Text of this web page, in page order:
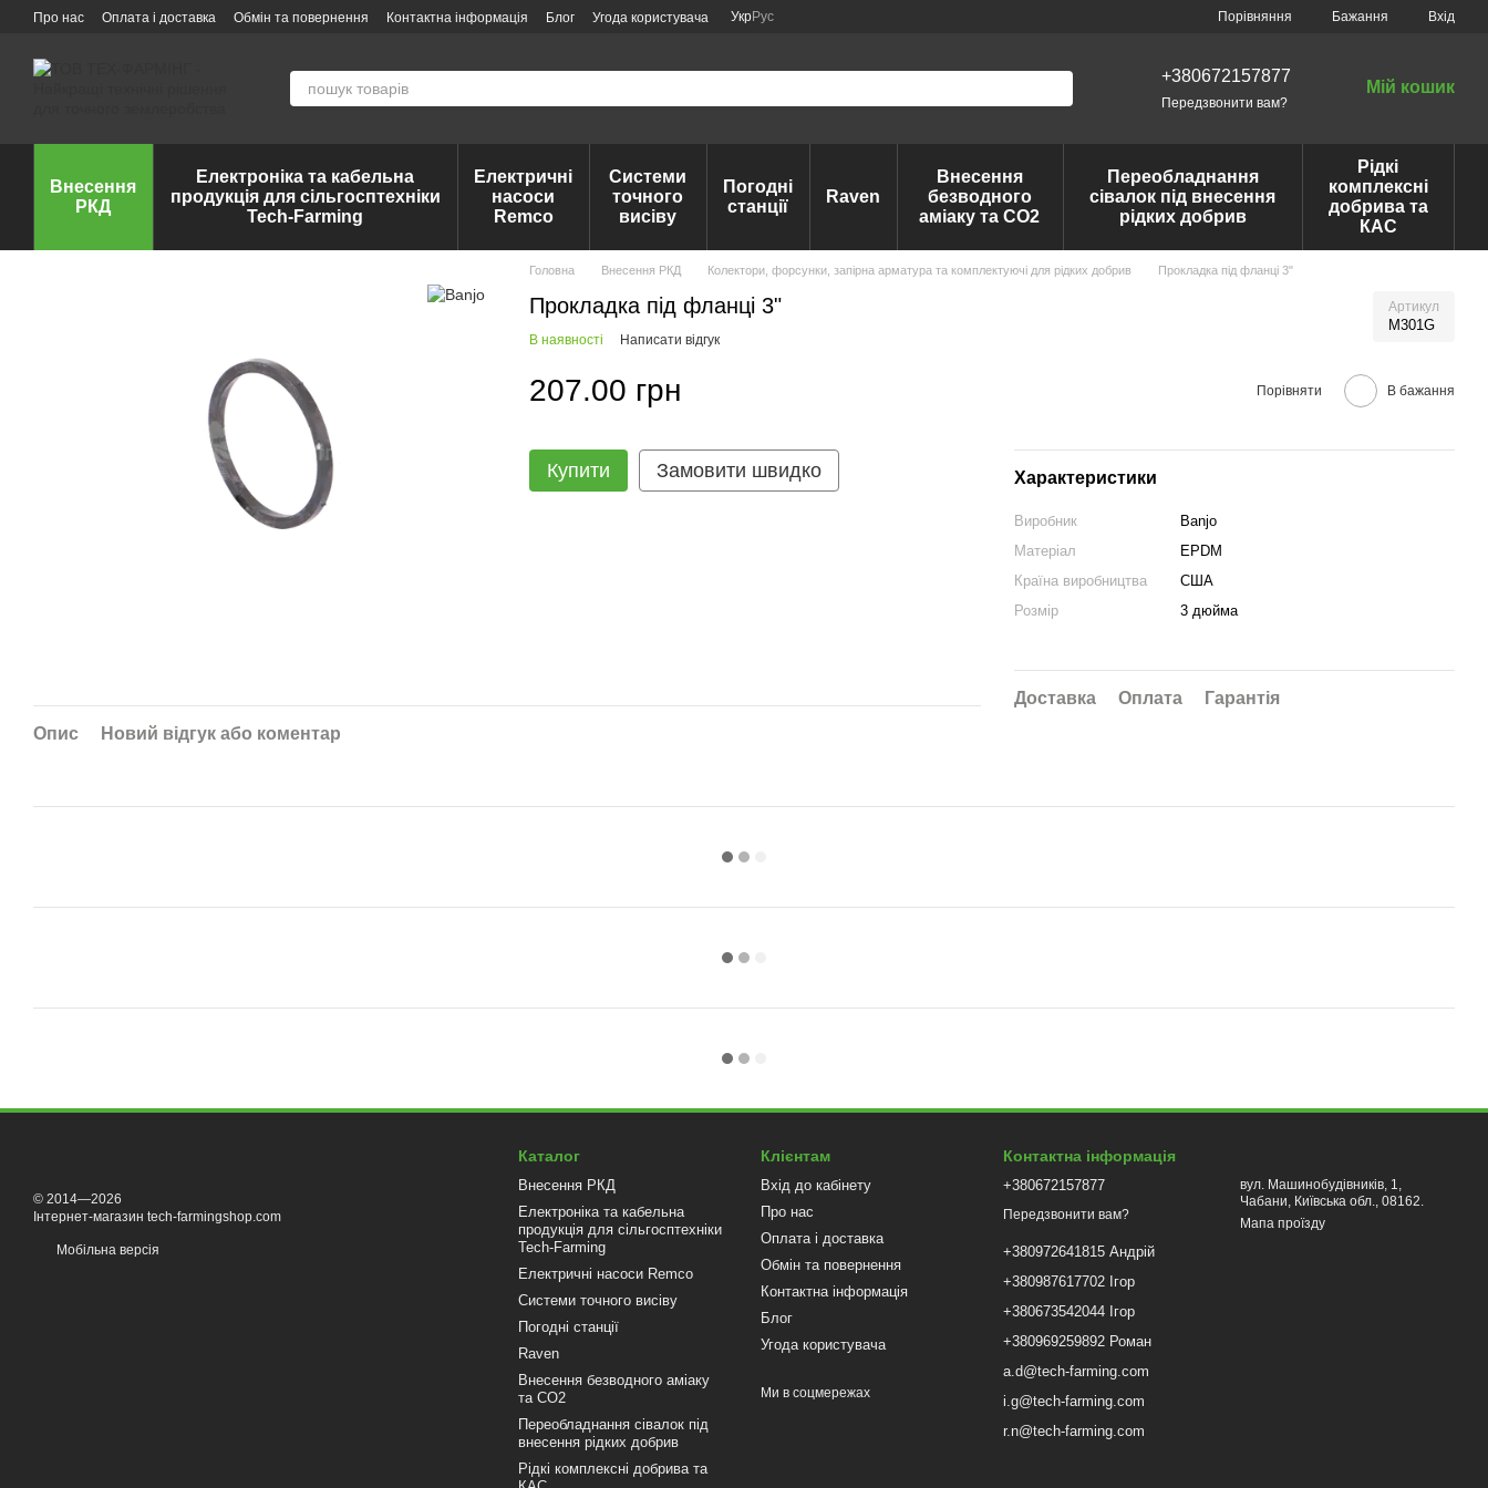
Перейти до основного контенту
Про нас Оплата і доставка Обмін та повернення Контактна інформація Блог Угода користувача УкрРус Порівняння Бажання Вхід
+380672157877
Передзвонити вам?
Мій кошик
Внесення
РКД
Електроніка та кабельна
продукція для сільгосптехніки
Tech-Farming
Електричні
насоси
Remco
Системи
точного
висіву
Погодні
станції
Raven
Внесення
безводного
аміаку та CO2
Переобладнання
сівалок під внесення
рідких добрив
Рідкі
комплексні
добрива та
КАС
Головна Внесення РКД Колектори, форсунки, запірна арматура та комплектуючі для рідких добрив Прокладка під фланці 3"
Прокладка під фланці 3" Артикул
M301G
В наявності Написати відгук
207.00 грн Порівняти В бажання
Купити Замовити швидко Характеристики
Виробник
Banjo
Матеріал
EPDM
Країна виробництва
США
Розмір
3 дюйма
Доставка Оплата
Гарантія
Опис
Новий відгук або коментар
© 2014—2026
Інтернет-магазин tech-farmingshop.com
Мобільна версія
Каталог
Внесення РКД
Електроніка та кабельна
продукція для сільгосптехніки
Tech-Farming
Електричні насоси Remco
Системи точного висіву
Погодні станції
Raven
Внесення безводного аміаку
та CO2
Переобладнання сівалок під
внесення рідких добрив
Рідкі комплексні добрива та
Клієнтам
Вхід до кабінету
Про нас
Оплата і доставка
Обмін та повернення
Контактна інформація
Блог
Угода користувача
Ми в соцмережах
Контактна інформація
+380672157877
Передзвонити вам?
+380972641815 Андрій
+380987617702 Ігор
+380673542044 Ігор
+380969259892 Роман
a.d@tech-farming.com
i.g@tech-farming.com
r.n@tech-farming.com
вул. Машинобудівників, 1,
Чабани, Київська обл., 08162.
Мапа проїзду